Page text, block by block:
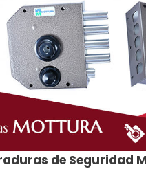
de Seguridad